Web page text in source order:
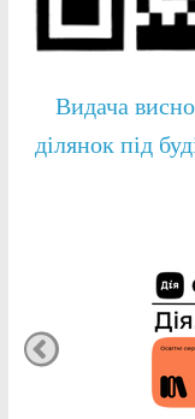
Видача
ділянок під